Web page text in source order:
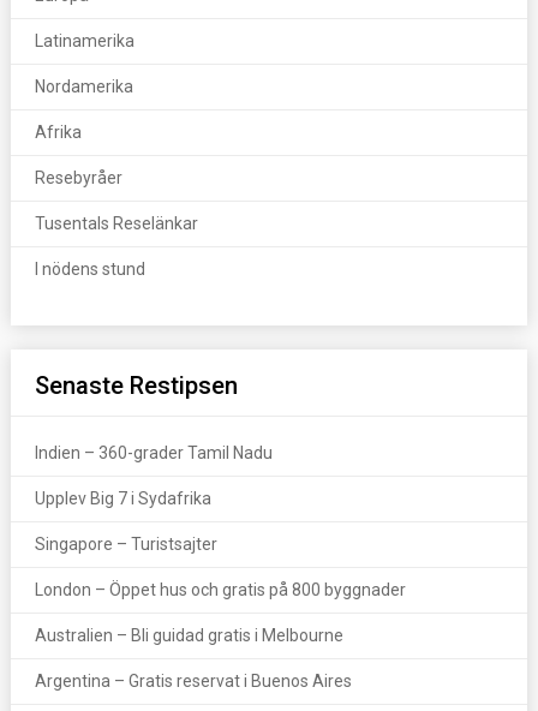
Latinamerika
Nordamerika
Afrika
Resebyråer
Tusentals Reselänkar
I nödens stund
Senaste Restipsen
Indien – 360-grader Tamil Nadu
Upplev Big 7 i Sydafrika
Singapore – Turistsajter
London – Öppet hus och gratis på 800 byggnader
Australien – Bli guidad gratis i Melbourne
Argentina – Gratis reservat i Buenos Aires